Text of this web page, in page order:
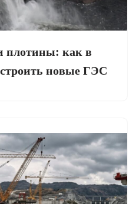
плотины: как в
новые ГЭС